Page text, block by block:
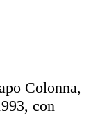
Colonna,
con